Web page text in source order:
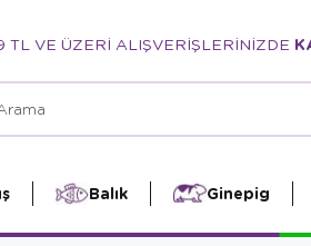
TL VE ÜZERİ ALIŞVERİŞLERİNİZDE
Balık Ginepig